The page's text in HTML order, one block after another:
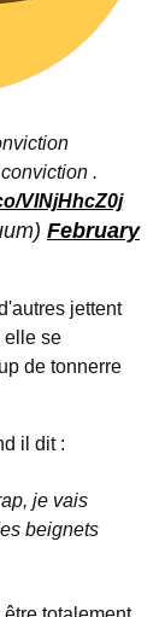
.
VlNjHhcZ0j
February
jettent
elle se
de tonnerre
il dit :
je vais
beignets